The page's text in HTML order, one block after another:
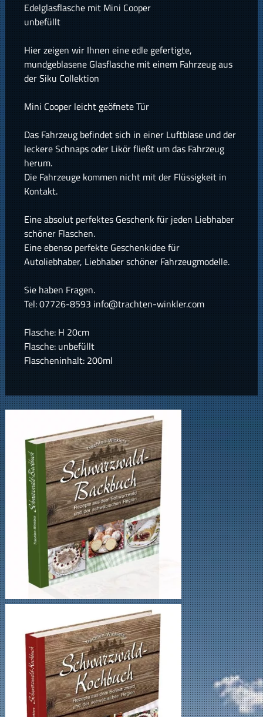
Edelglasflasche mit Mini Cooper
unbefüllt
Hier zeigen wir Ihnen eine edle gefertigte,
mundgeblasene Glasflasche mit einem Fahrzeug aus
der Siku Collektion
Mini Cooper leicht geöfnete Tür
Das Fahrzeug befindet sich in einer Luftblase und der
leckere Schnaps oder Likör fließt um das Fahrzeug
herum.
Die Fahrzeuge kommen nicht mit der Flüssigkeit in
Kontakt.
Eine absolut perfektes Geschenk für jeden Liebhaber
schöner Flaschen.
Eine ebenso perfekte Geschenkidee für
Autoliebhaber, Liebhaber schöner Fahrzeugmodelle.
Sie haben Fragen.
Tel: 07726-8593 info@trachten-winkler.com
Flasche: H 20cm
Flasche: unbefüllt
Flascheninhalt: 200ml